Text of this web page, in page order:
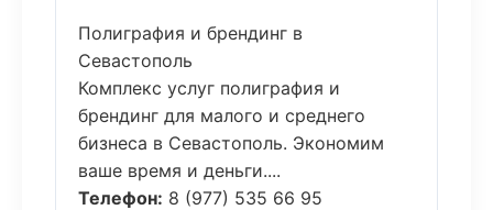
Полиграфия и брендинг в
Севастополь
Комплекс услуг полиграфия и
брендинг для малого и среднего
бизнеса в Севастополь. Экономим
ваше время и деньги....
Телефон: 8 (977) 535 66 95